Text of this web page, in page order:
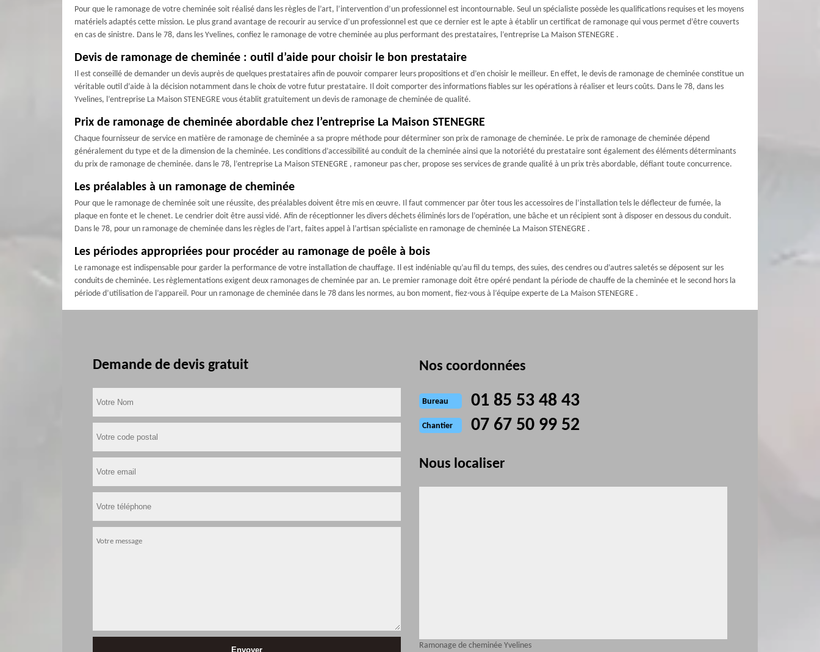
Pour que le ramonage de votre cheminée soit réalisé dans les règles de l’art, l’intervention d’un professionnel est incontournable. Seul un spécialiste possède les qualifications requises et les moyens
matériels adaptés cette mission. Le plus grand avantage de recourir au service d’un professionnel est que ce dernier est le apte à établir un certificat de ramonage qui vous permet d’être couverts
en cas de sinistre. Dans le 78, dans les Yvelines, confiez le ramonage de votre cheminée au plus performant des prestataires, l’entreprise La Maison STENEGRE .
Devis de ramonage de cheminée : outil d’aide pour choisir le bon prestataire
Il est conseillé de demander un devis auprès de quelques prestataires afin de pouvoir comparer leurs propositions et d’en choisir le meilleur. En effet, le devis de ramonage de cheminée constitue un
véritable outil d’aide à la décision notamment dans le choix de votre futur prestataire. Il doit comporter des informations fiables sur les opérations à réaliser et leurs coûts. Dans le 78, dans les
Yvelines, l’entreprise La Maison STENEGRE vous établit gratuitement un devis de ramonage de cheminée de qualité.
Prix de ramonage de cheminée abordable chez l’entreprise La Maison STENEGRE
Chaque fournisseur de service en matière de ramonage de cheminée a sa propre méthode pour déterminer son prix de ramonage de cheminée. Le prix de ramonage de cheminée dépend
généralement du type et de la dimension de la cheminée. Les conditions d’accessibilité au conduit de la cheminée ainsi que la notoriété du prestataire sont également des éléments déterminants
du prix de ramonage de cheminée. dans le 78, l’entreprise La Maison STENEGRE , ramoneur pas cher, propose ses services de grande qualité à un prix très abordable, défiant toute concurrence.
Les préalables à un ramonage de cheminée
Pour que le ramonage de cheminée soit une réussite, des préalables doivent être mis en œuvre. Il faut commencer par ôter tous les accessoires de l’installation tels le déflecteur de fumée, la
plaque en fonte et le chenet. Le cendrier doit être aussi vidé. Afin de réceptionner les divers déchets éliminés lors de l’opération, une bâche et un récipient sont à disposer en dessous du conduit.
Dans le 78, pour un ramonage de cheminée dans les règles de l’art, faites appel à l’artisan spécialiste en ramonage de cheminée La Maison STENEGRE .
Les périodes appropriées pour procéder au ramonage de poêle à bois
Le ramonage est indispensable pour garder la performance de votre installation de chauffage. Il est indéniable qu’au fil du temps, des suies, des cendres ou d’autres saletés se déposent sur les
conduits de cheminée. Les règlementations exigent deux ramonages de cheminée par an. Le premier ramonage doit être opéré pendant la période de chauffe de la cheminée et le second hors la
période d’utilisation de l’appareil. Pour un ramonage de cheminée dans le 78 dans les normes, au bon moment, fiez-vous à l’équipe experte de La Maison STENEGRE .
Demande de devis gratuit Nos coordonnées
Bureau 01 85 53 48 43
Chantier 07 67 50 99 52
Nous localiser
Ramonage de cheminée Yvelines